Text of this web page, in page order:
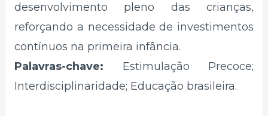
desenvolvimento pleno das crianças,
reforçando a necessidade de investimentos
contínuos na primeira infância.
Palavras-chave: Estimulação Precoce;
Interdisciplinaridade; Educação brasileira.